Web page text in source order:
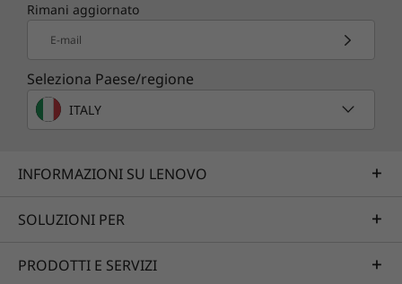
Rimani aggiornato
E-mail
Seleziona Paese/regione
ITALY
INFORMAZIONI SU LENOVO
SOLUZIONI PER
PRODOTTI E SERVIZI